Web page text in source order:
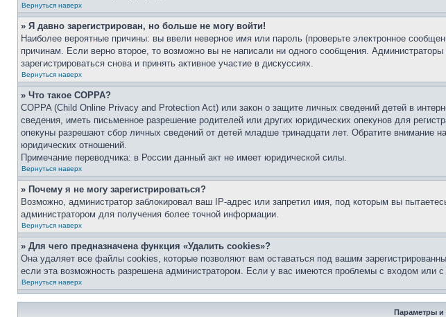
Вернуться наверх
» Я давно зарегистрирован, но больше не могу войти!
Наиболее вероятные причины: вы ввели неверное имя или пароль (проверьте электронное
причинам. Если верно второе, то возможно вы не написали ни одного сообщения.
зарегистрироваться снова и принять активное участие в дискуссиях.
Вернуться наверх
» Что такое COPPA?
COPPA (Child Online Privacy and Protection Act) или закон о защите личных сведений детей в
сведения, иметь письменное разрешение родителей или других юридических опекунов для
опекуны разрешают сбор личных сведений от детей младше тринадцати лет. Обратите внимание
юридических отношений.
Примечание переводчика: в России данный акт не имеет юридической силы.
Вернуться наверх
» Почему я не могу зарегистрироваться?
Возможно, администратор заблокировал ваш IP-адрес или запретил имя, под которым вы
администратором для получения более точной информации.
Вернуться наверх
» Для чего предназначена функция «Удалить cookies»?
Она удаляет все файлы cookies, которые позволяют вам оставаться под вашим
если эта возможность разрешена администратором. Если у вас имеются проблемы с входом
Вернуться наверх
Параметры и